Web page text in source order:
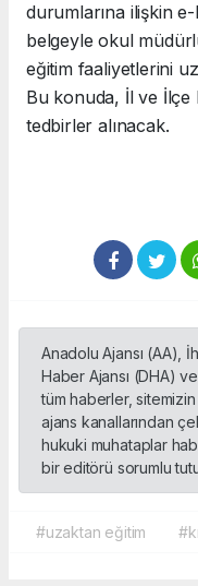
durumlarına ilişkin
belgeyle okul
eğitim faaliyetlerini
Bu konuda, İl ve
tedbirler alınacak.
Anadolu Ajansı (AA),
Haber Ajansı (DHA)
tüm haberler,
ajans kanallarından
hukuki muhataplar
bir editörü sorumlu
#uzaktan eğitim